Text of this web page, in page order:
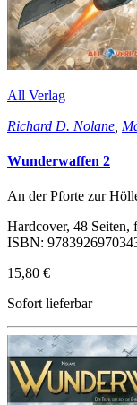
All Verlag
Richard D. Nolane
Wunderwaffen 2
An der Pforte zur
Hardcover, 48
ISBN:
15,80 €
Sofort lieferbar